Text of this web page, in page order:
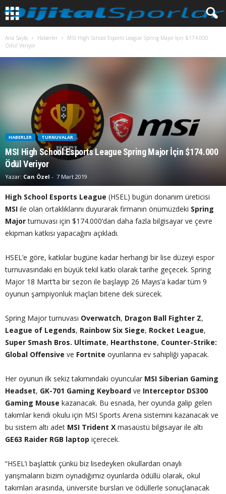
Ana Sayfa Haberler
MSI High School Esports League Spring Major İçin $174.000
Ödül Veriyor
HABERLER TURNUVALAR
MSI High School Esports League Spring Major İçin $174.000
Ödül Veriyor
Yazar: Can Özel - 7 Mart 2019
High School Esports League (HSEL) bugün donanım üreticisi
MSI ile olan ortaklıklarını duyurarak firmanın önümüzdeki Spring
Majorturnuvası için $174.000’dan daha fazla bilgisayar ve çevre
ekipman katkısı yapacağını açıkladı.
HSEL’e göre, katkılar bugüne kadar herhangi bir lise düzeyi espor
turnuvasındaki en büyük tekil katkı olarak tarihe geçecek. Spring
Major 18 Mart’ta bir sezon ile başlayıp 26 Mayıs’a kadar tüm 9
oyunun şampiyonluk maçları bitene dek sürecek.
Spring Major turnuvası Overwatch, Dragon Ball Fighter Z,
League of Legends, Rainbow Six Siege, Rocket League,
Super Smash Bros. Ultimate, Hearthstone, Counter-Strike:
Global Offensive ve Fortnite oyunlarına ev sahipliği yapacak.
Her oyunun ilk sekiz takımındaki oyuncular MSI Siberian Gaming
Headset, GK-701 Gaming Keyboard ve Interceptor DS300
Gaming Mouse kazanacak. Bu esnada, her oyunda galip gelen
takımlar kendi okulu için MSI Sports Arena sistemini kazanacak ve
bu sistem altı adet MSI Trident X masaüstü bilgisayar ile altı
GE63 Raider RGB laptop içerecek.
“HSEL’i başlattık çünkü biz lisedeyken okullardan onaylı
yarışmaların bizim oynadığımız oyunlarda ödüllü olarak, okul
takımları arasında, üniversite bursları ve ödüllerle sonuçlanacak